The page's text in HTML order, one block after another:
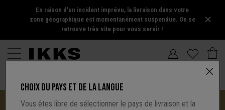
En raison d'un incident imprévu, la livraison dans votre
zone géographique est momentanément suspendue. On se
retrouve très vite pour vous servir !
CHOIX DU PAYS ET DE LA LANGUE
Vous êtes libre de sélectionner le pays de livraison et la